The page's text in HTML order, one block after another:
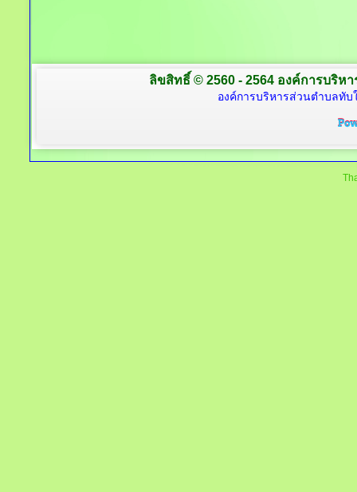
ลิขสิทธิ์ © 2560 - 2564 องค์การบริห
องค์การบริหารส่วนตำบลทับ